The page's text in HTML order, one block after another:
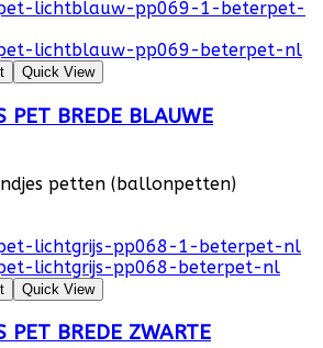
Quick View
PET BREDE BLAUWE
petten (ballonpetten)
Quick View
PET BREDE ZWARTE